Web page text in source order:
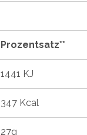
Prozentsatz**
1441 KJ
347 Kcal
27g